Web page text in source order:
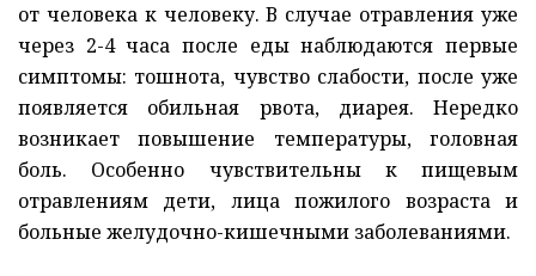
от человека к человеку. В случае отравления уже
через 2-4 часа после еды наблюдаются первые
симптомы: тошнота, чувство слабости, после уже
появляется обильная рвота, диарея. Нередко
возникает повышение температуры, головная
боль. Особенно чувствительны к пищевым
отравлениям дети, лица пожилого возраста и
больные желудочно-кишечными заболеваниями.